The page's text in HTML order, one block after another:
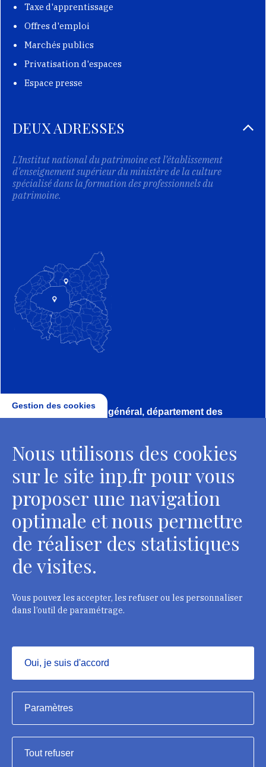
Taxe d'apprentissage
Offres d'emploi
Marchés publics
Privatisation d'espaces
Espace presse
DEUX ADRESSES
L'Institut national du patrimoine est l’établissement
d'enseignement supérieur du ministère de la culture
spécialisé dans la formation des professionnels du
patrimoine.
Direction, secrétariat général, département des
2 rue Vivienne - 75002 Paris
Tél. : + 33 1 44 41 16 41
Contacts
Département des restaurateurs
124 rue Henri Barbusse - 93300 Aubervilliers
Contacts
Institut national du patrimoine, 2023
Mentions légales
Gestion des cookies
Nous utilisons des cookies
sur le site inp.fr pour vous
proposer une navigation
optimale et nous permettre
de réaliser des statistiques
de visites.
Vous pouvez les accepter, les refuser ou les personnaliser
dans l’outil de paramétrage.
Oui, je suis d'accord
Masquer
Paramètres
Tout refuser